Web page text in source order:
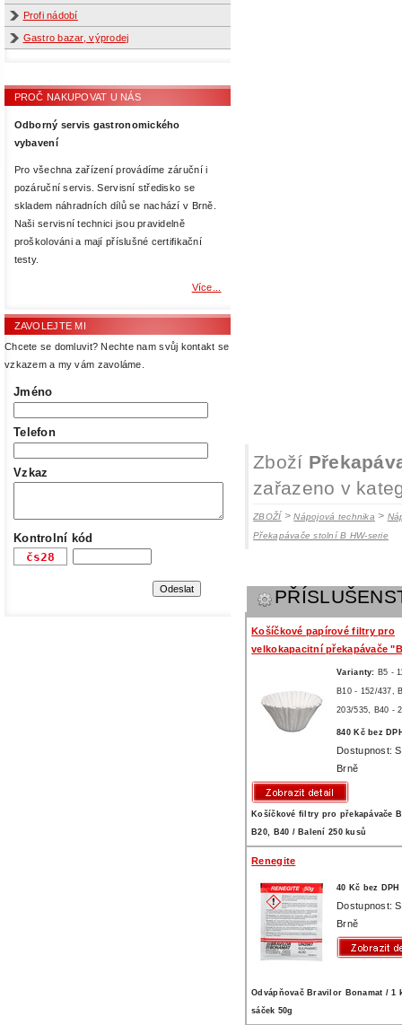
Profi nádobí
Gastro bazar, výprodej
PROČ NAKUPOVAT U NÁS
Odborný servis gastronomického
vybavení
Pro všechna zařízení provádíme záruční i
pozáruční servis. Servisní středisko se
skladem náhradních dílů se nachází v Brně.
Naši servisní technici jsou pravidelně
proškolováni a mají příslušné certifikační
testy.
Více...
ZAVOLEJTE MI
Chcete se domluvit? Nechte nam svůj kontakt se
vzkazem a my vám zavoláme.
Jméno
Telefon
Vzkaz
Kontrolní kód
Zboží
zařazeno v
ZBOŽÍ >Nápojová technika >
Překapávače stolní B HW-serie
Košíčkové papírové filtry pro
velkokapacitní překapávače
Varianty: B5 -
B10 - 152/437,
203/535, B40 -
840 Kč bez
Dostupnost:
Brně
Košíčkové filtry pro překapávače
B20, B40 / Balení 250 kusů
Renegite
40 Kč bez DPH
Dostupnost:
Brně
Odvápňovač Bravilor Bonamat / 1
sáček 50g